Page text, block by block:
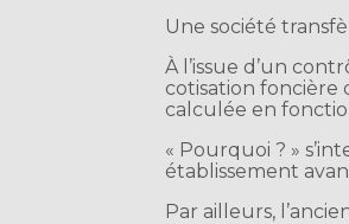
Une société
À l’issue d’un
cotisation foncière
calculée en
« Pourquoi ? »
établissement
Par ailleurs,